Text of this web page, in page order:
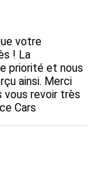
votre
! La
priorité et nous
ainsi. Merci
vous revoir très
Cars